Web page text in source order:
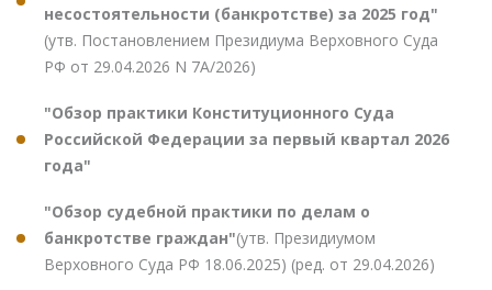
несостоятельности (банкротстве) за 2025 год"
(утв. Постановлением Президиума Верховного Суда
РФ от 29.04.2026 N 7А/2026)
"Обзор практики Конституционного Суда
Российской Федерации за первый квартал 2026
года"
"Обзор судебной практики по делам о
банкротстве граждан"(утв. Президиумом
Верховного Суда РФ 18.06.2025) (ред. от 29.04.2026)